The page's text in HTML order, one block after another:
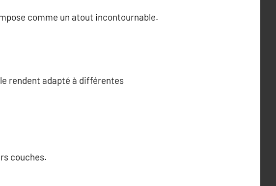
comme un atout incontournable.
rendent adapté à différentes
couches.